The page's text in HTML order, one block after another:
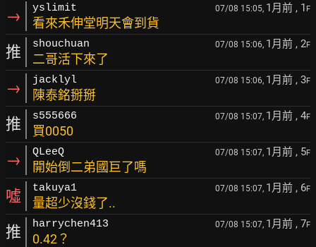
→ yslimit 07/08 15:05, 1月前 , 1 F
看來禾伸堂明天會到貨
推 shouchuan 07/08 15:06, 1月前 , 2F
二哥活下來了
→ jacklyl 07/08 15:06, 1月前 , 3F
陳泰銘掰掰
推 s555666 07/08 15:07, 1月前 , 4F
買0050
→ QLeeQ 07/08 15:07, 1月前 , 5F
開始倒二弟國巨了嗎
噓 takuya1 07/08 15:07, 1月前 , 6F
量超少沒錢了..
推 harrychen413 07/08 15:07, 1月前 , 7F
0.42？